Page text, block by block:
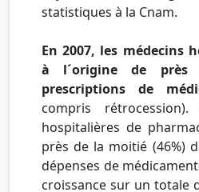
statistiques à la Cnam.
En 2007, les médecins
à l´origine de près
prescriptions de
compris
hospitalières de
près de la moitié (46%)
dépenses de
croissance sur un totale